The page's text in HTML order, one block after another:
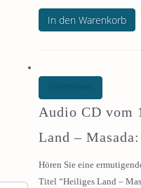
In den Warenkorb
Weiterlesen
Audio CD vom
Land –
Hören Sie eine
Titel “Heiliges Land –